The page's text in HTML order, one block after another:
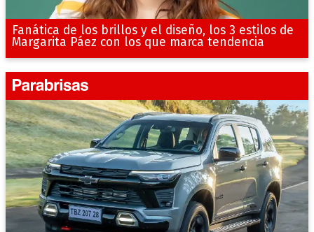
Fanática de los brillos y el diseño, los 3 estilos de
Margarita Páez con los que marca tendencia